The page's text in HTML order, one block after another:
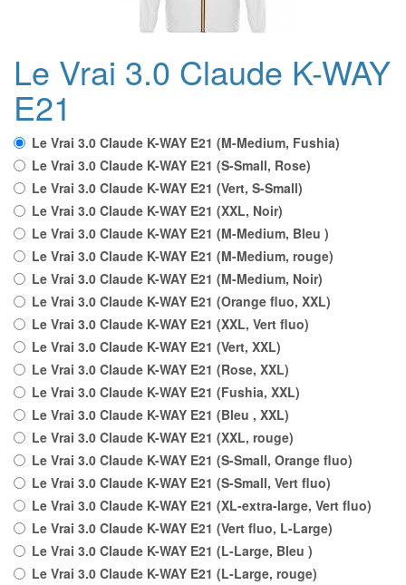
Le Vrai 3.0 Claude K-WAY
E21
Le Vrai 3.0 Claude K-WAY E21 (M-Medium, Fushia)
Le Vrai 3.0 Claude K-WAY E21 (S-Small, Rose)
Le Vrai 3.0 Claude K-WAY E21 (Vert, S-Small)
Le Vrai 3.0 Claude K-WAY E21 (XXL, Noir)
Le Vrai 3.0 Claude K-WAY E21 (M-Medium, Bleu )
Le Vrai 3.0 Claude K-WAY E21 (M-Medium, rouge)
Le Vrai 3.0 Claude K-WAY E21 (M-Medium, Noir)
Le Vrai 3.0 Claude K-WAY E21 (Orange fluo, XXL)
Le Vrai 3.0 Claude K-WAY E21 (XXL, Vert fluo)
Le Vrai 3.0 Claude K-WAY E21 (Vert, XXL)
Le Vrai 3.0 Claude K-WAY E21 (Rose, XXL)
Le Vrai 3.0 Claude K-WAY E21 (Fushia, XXL)
Le Vrai 3.0 Claude K-WAY E21 (Bleu , XXL)
Le Vrai 3.0 Claude K-WAY E21 (XXL, rouge)
Le Vrai 3.0 Claude K-WAY E21 (S-Small, Orange fluo)
Le Vrai 3.0 Claude K-WAY E21 (S-Small, Vert fluo)
Le Vrai 3.0 Claude K-WAY E21 (XL-extra-large, Vert fluo)
Le Vrai 3.0 Claude K-WAY E21 (Vert fluo, L-Large)
Le Vrai 3.0 Claude K-WAY E21 (L-Large, Bleu )
Le Vrai 3.0 Claude K-WAY E21 (L-Large, rouge)